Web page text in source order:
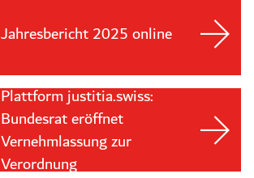
Jahresbericht 2025 online
Plattform justitia.swiss:
Bundesrat eröffnet
Vernehmlassung zur
Verordnung